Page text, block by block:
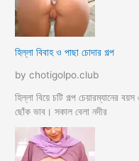
হিল্লা বিবাহ ও পাছা চোদার গল্প
by chotigolpo.club
হিল্লা বিয়ে চটি গল্প চেয়ারম্যানের
ছোঁক ভাব। সকাল বেলা নদীর